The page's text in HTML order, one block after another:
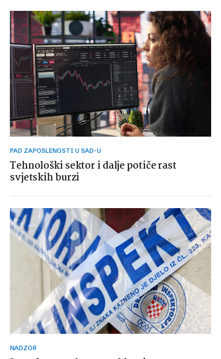
PAD ZAPOSLENOSTI U SAD-U
Tehnološki sektor i dalje potiče rast
svjetskih burzi
NADZOR